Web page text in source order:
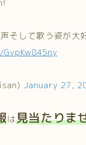
そして歌う姿が大
January 27,
は見当たりま